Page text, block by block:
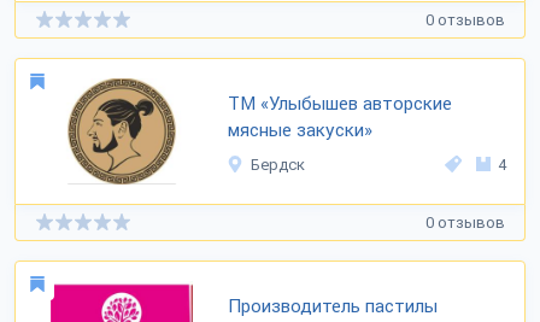
0 отзывов
ТМ «Улыбышев авторские
мясные закуски»
Бердск 4
0 отзывов
Производитель пастилы